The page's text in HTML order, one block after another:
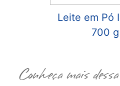
Leite em Pó
700 g
Conheça mais